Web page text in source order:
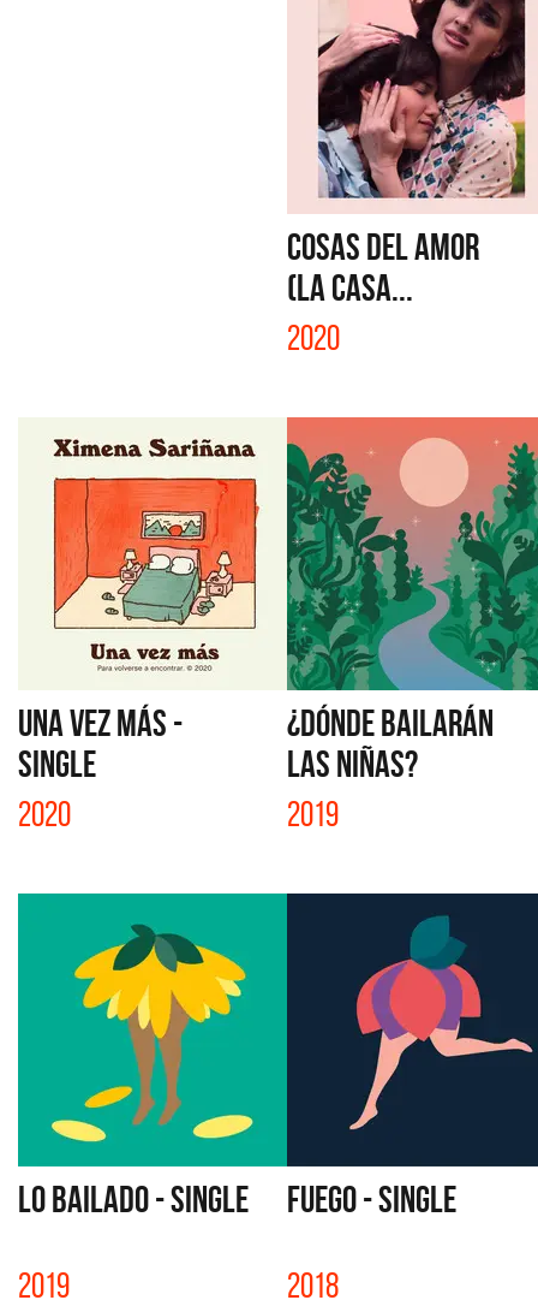
COSAS DEL AMOR
(LA CASA...
2020
UNA VEZ MÁS -
SINGLE
2020
¿DÓNDE BAILARÁN
LAS NIÑAS?
2019
LO BAILADO - SINGLE
2019
FUEGO - SINGLE
2018